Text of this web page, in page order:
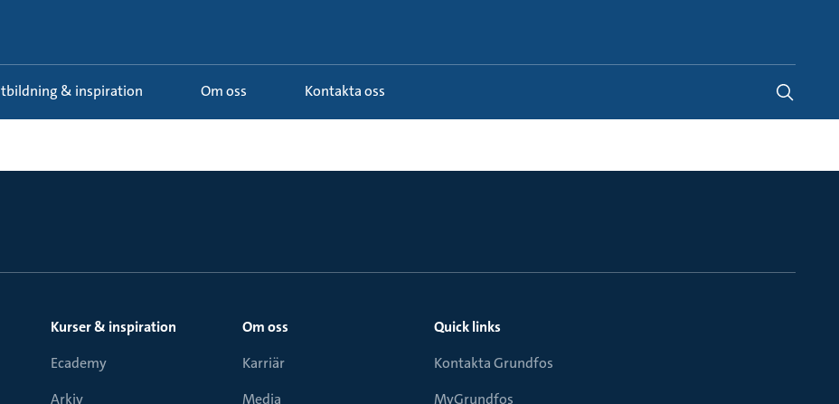
Utbildning & inspiration Om oss Kontakta oss
Kurser & inspiration
Ecademy
Arkiv
Om oss
Karriär
Media
Quick links
Kontakta Grundfos
MyGrundfos